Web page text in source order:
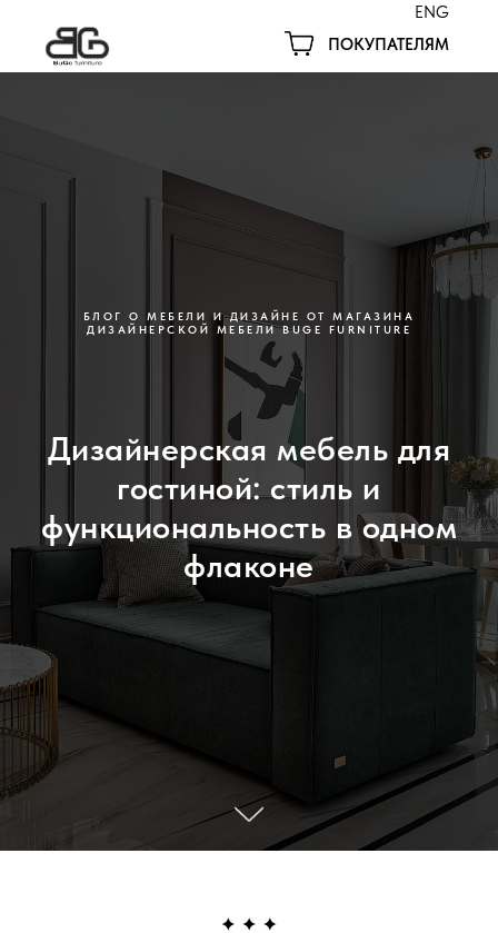
ПОКУПАТЕЛЯМ
ENG
БЛОГ О МЕБЕЛИ И ДИЗАЙНЕ ОТ МАГАЗИНА
ДИЗАЙНЕРСКОЙ МЕБЕЛИ BUGE FURNITURE
Дизайнерская мебель для
гостиной: стиль и
функциональность в одном
флаконе